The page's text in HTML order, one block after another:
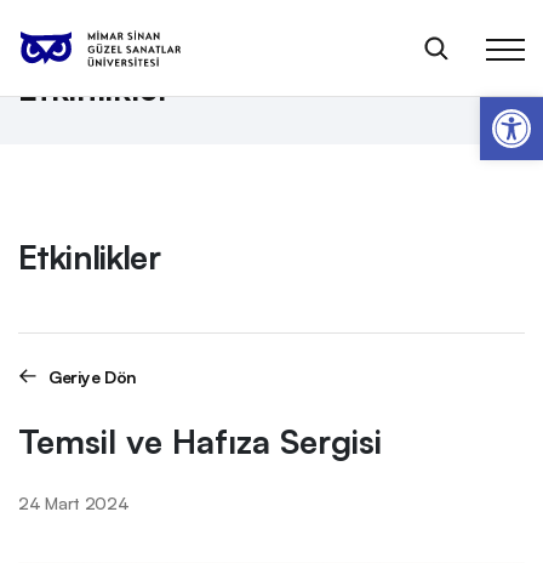
Anasayfa Etkinlikler
Etkinlikler
Etkinlikler
Geriye Dön
Temsil ve Hafıza Sergisi
24 Mart 2024